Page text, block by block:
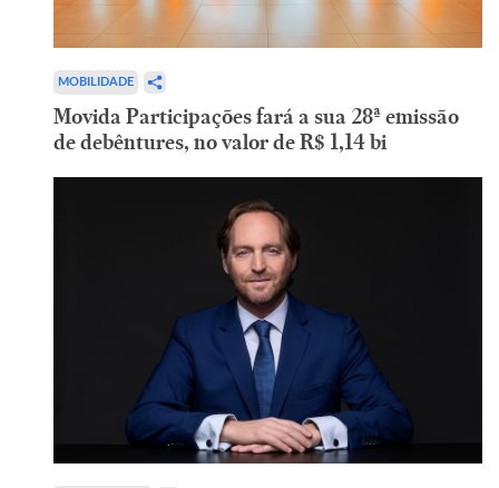
MOBILIDADE
Movida Participações fará a sua 28ª emissão
de debêntures, no valor de R$ 1,14 bi